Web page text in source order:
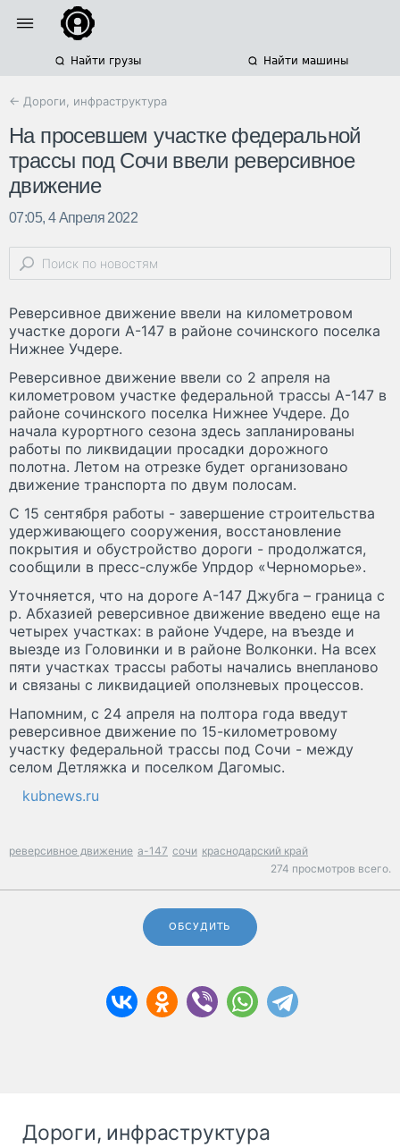
Найти грузы Найти машины
← Дороги, инфраструктура
На просевшем участке федеральной
трассы под Сочи ввели реверсивное
движение
07:05, 4 Апреля 2022
Реверсивное движение ввели на километровом
участке дороги А-147 в районе сочинского поселка
Нижнее Учдере.
Реверсивное движение ввели со 2 апреля на
километровом участке федеральной трассы А-147 в
районе сочинского поселка Нижнее Учдере. До
начала курортного сезона здесь запланированы
работы по ликвидации просадки дорожного
полотна. Летом на отрезке будет организовано
движение транспорта по двум полосам.
С 15 сентября работы - завершение строительства
удерживающего сооружения, восстановление
покрытия и обустройство дороги - продолжатся,
сообщили в пресс-службе Упрдор «Черноморье».
Уточняется, что на дороге А-147 Джубга – граница с
р. Абхазией реверсивное движение введено еще на
четырех участках: в районе Учдере, на въезде и
выезде из Головинки и в районе Волконки. На всех
пяти участках трассы работы начались внепланово
и связаны с ликвидацией оползневых процессов.
Напомним, с 24 апреля на полтора года введут
реверсивное движение по 15-километровому
участку федеральной трассы под Сочи - между
селом Детляжка и поселком Дагомыс.
kubnews.ru
реверсивное движение а-147 сочи краснодарский край
274 просмотров всего.
ОБСУДИТЬ
Дороги, инфраструктура